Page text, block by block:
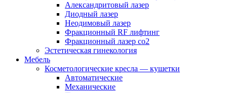
Александритовый лазер
Диодный лазер
Неодимовый лазер
Фракционный RF лифтинг
Фракционный лазер со2
Эстетическая гинекология
Мебель
Косметологические кресла — кушетки
Автоматические
Механические